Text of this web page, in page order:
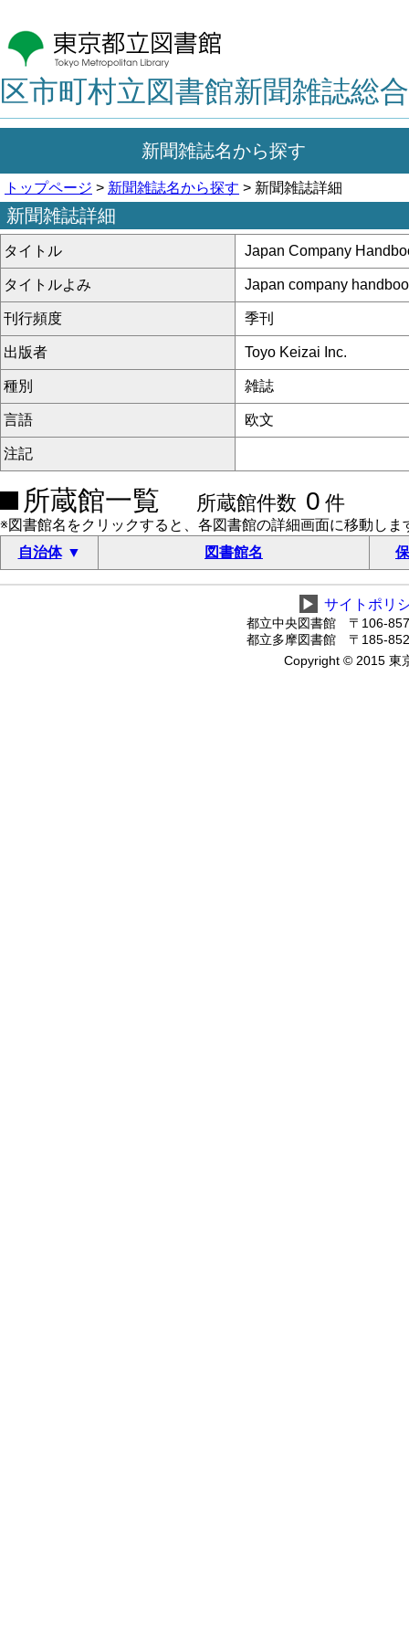
区市町村立図書館新聞雑誌総
新聞雑誌名から探す
トップページ > 新聞雑誌名から探す > 新聞雑誌詳細
新聞雑誌詳細
タイトル Japan Company
タイトルよみ Japan company
刊行頻度 季刊
出版者 Toyo Keizai Inc.
種別 雑誌
言語 欧文
注記
所蔵館一覧 所蔵館件数 0 件
※図書館名をクリックすると、各図書館の詳細画面に移動しま
自治体
図書館名
▶ サイトポリ
都立中央図書館 〒106-
都立多摩図書館 〒185-
Copyright © 2015 東